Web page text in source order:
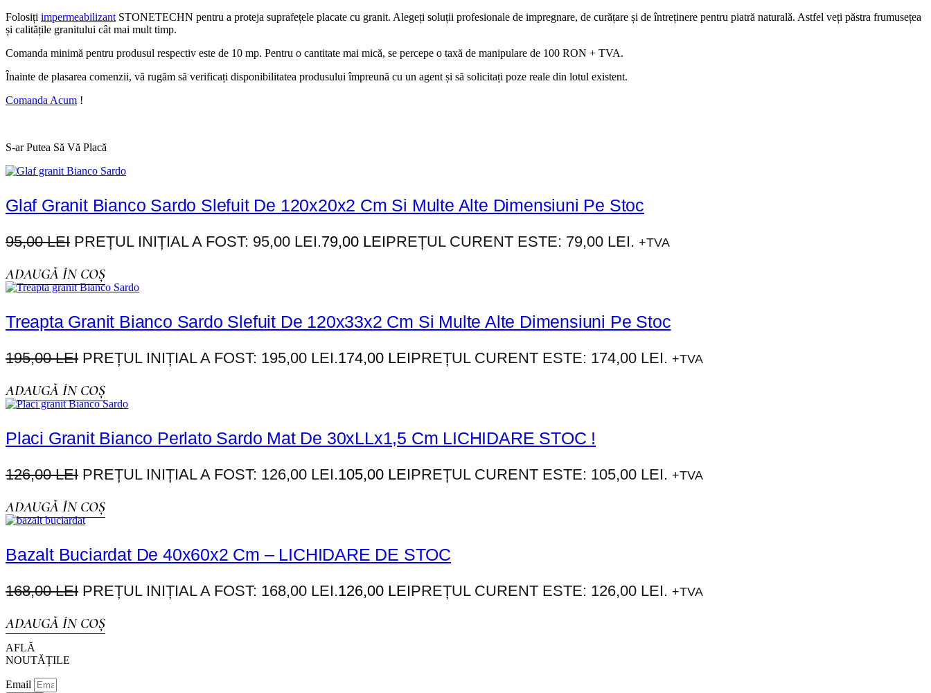
Folosiți impermeabilizant STONETECHN pentru a proteja suprafețele placate cu granit. Alegeți soluții profesionale de impregnare, de curățare și de întreținere pentru piatră naturală. Astfel veți păstra frumusețea
și calitățile granitului cât mai mult timp.
Comanda minimă pentru produsul respectiv este de 10 mp. Pentru o cantitate mai mică, se percepe o taxă de manipulare de 100 RON + TVA.
Înainte de plasarea comenzii, vă rugăm să verificați disponibilitatea produsului împreună cu un agent și să solicitați poze reale din lotul existent.
Comanda Acum !
S-ar Putea Să Vă Placă
Glaf Granit Bianco Sardo Slefuit De 120x20x2 Cm Si Multe Alte Dimensiuni Pe Stoc
95,00LEI PREȚUL INIȚIAL A FOST: 95,00 LEI.79,00 LEIPREȚUL CURENT ESTE: 79,00 LEI. +TVA
ADAUGĂ ÎN COȘ
Treapta Granit Bianco Sardo Slefuit De 120x33x2 Cm Si Multe Alte Dimensiuni Pe Stoc
195,00LEI PREȚUL INIȚIAL A FOST: 195,00 LEI.174,00 LEIPREȚUL CURENT ESTE: 174,00 LEI. +TVA
ADAUGĂ ÎN COȘ
Placi Granit Bianco Perlato Sardo Mat De 30xLLx1,5 Cm LICHIDARE STOC !
126,00LEI PREȚUL INIȚIAL A FOST: 126,00 LEI.105,00 LEIPREȚUL CURENT ESTE: 105,00 LEI. +TVA
ADAUGĂ ÎN COȘ
Bazalt Buciardat De 40x60x2 Cm – LICHIDARE DE STOC
168,00LEI PREȚUL INIȚIAL A FOST: 168,00 LEI.126,00 LEIPREȚUL CURENT ESTE: 126,00 LEI. +TVA
ADAUGĂ ÎN COȘ
AFLĂ
NOUTĂȚILE
Email